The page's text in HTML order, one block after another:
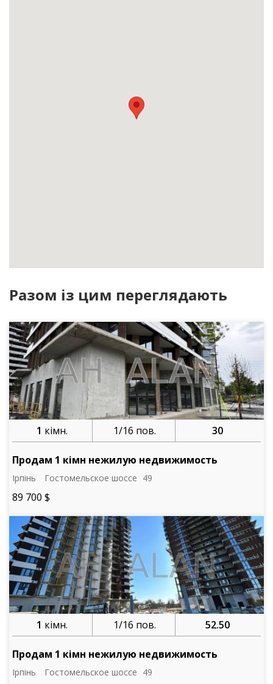
Разом із цим переглядають
1 кімн. 1/16 пов. 30
Продам 1 кімн нежилую недвижимость
Ірпінь Гостомельское шоссе 49
89 700 $
1 кімн. 1/16 пов. 52.50
Продам 1 кімн нежилую недвижимость
Ірпінь Гостомельское шоссе 49